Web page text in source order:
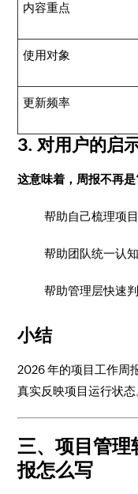
内容重点
使用对象
更新频率
3. 对用户的启
这意味着，周报不再是
帮助自己梳理项
帮助团队统一认知
帮助管理层快速
小结
2026 年的项目工作周
真实反映项目运行状态
三、项目管理
报怎么写